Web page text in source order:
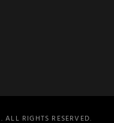
. ALL RIGHTS RESERVED.